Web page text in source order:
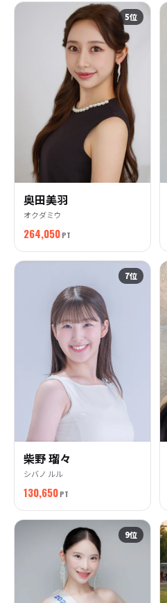
5位
奥田美羽
オクダミウ
264,050 PT
7位
柴野 瑠々
シバノ ルル
130,650 PT
9位